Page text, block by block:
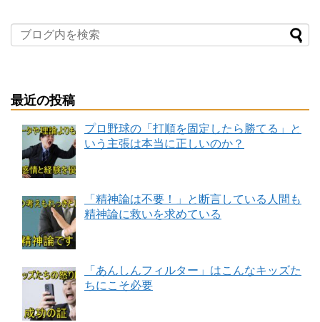
最近の投稿
プロ野球の「打順を固定したら勝てる」と
いう主張は本当に正しいのか？
「精神論は不要！」と断言している人間も
精神論に救いを求めている
「あんしんフィルター」はこんなキッズた
ちにこそ必要